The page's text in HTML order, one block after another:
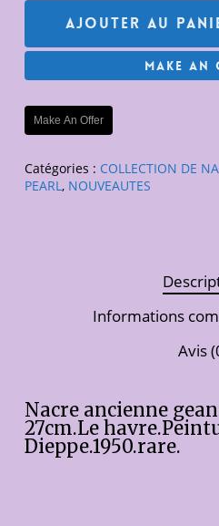
Ajouter Au
Make
Make An Offer
Catégories : COLLECTION DE
PEARL , NOUVEAUTES
Informations
Avis
Nacre ancienne
27cm.Le
Dieppe.1950.rare.